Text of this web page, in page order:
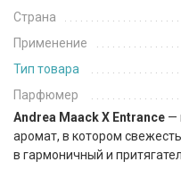
Страна
Применение
Тип товара
Парфюмер
Andrea Maack X Entrance —
аромат, в котором
в гармоничный и